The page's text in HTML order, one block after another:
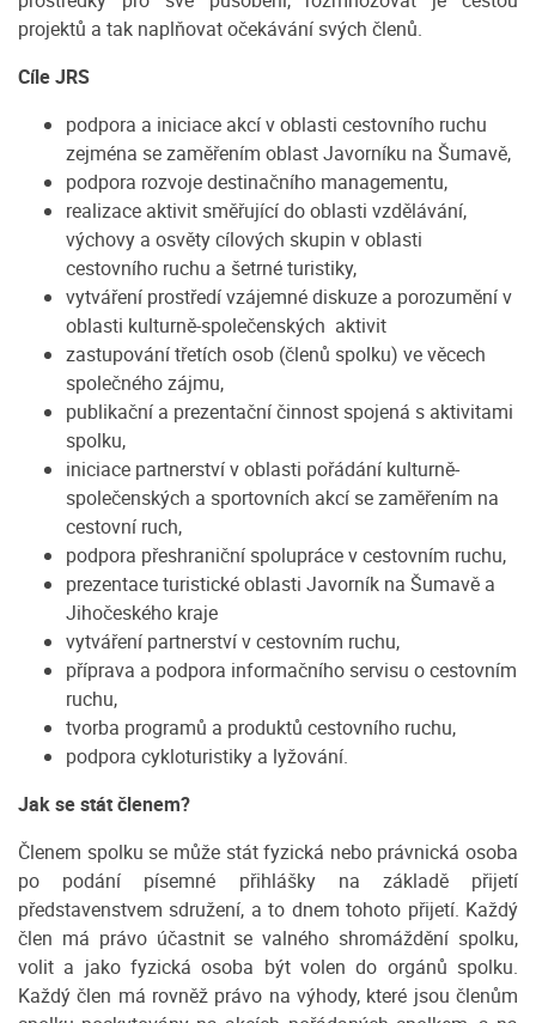
projektů a tak naplňovat očekávání svých členů.
Cíle JRS
podpora a iniciace akcí v oblasti cestovního ruchu
zejména se zaměřením oblast Javorníku na Šumavě,
podpora rozvoje destinačního managementu,
realizace aktivit směřující do oblasti vzdělávání,
výchovy a osvěty cílových skupin v oblasti
cestovního ruchu a šetrné turistiky,
vytváření prostředí vzájemné diskuze a porozumění v
oblasti kulturně-společenských aktivit
zastupování třetích osob (členů spolku) ve věcech
společného zájmu,
publikační a prezentační činnost spojená s aktivitami
spolku,
iniciace partnerství v oblasti pořádání kulturně-
společenských a sportovních akcí se zaměřením na
cestovní ruch,
podpora přeshraniční spolupráce v cestovním ruchu,
prezentace turistické oblasti Javorník na Šumavě a
Jihočeského kraje
vytváření partnerství v cestovním ruchu,
příprava a podpora informačního servisu o cestovním
ruchu,
tvorba programů a produktů cestovního ruchu,
podpora cykloturistiky a lyžování.
Jak se stát členem?
Členem spolku se může stát fyzická nebo právnická osoba
po podání písemné přihlášky na základě přijetí
představenstvem sdružení, a to dnem tohoto přijetí. Každý
člen má právo účastnit se valného shromáždění spolku,
volit a jako fyzická osoba být volen do orgánů spolku.
Každý člen má rovněž právo na výhody, které jsou členům